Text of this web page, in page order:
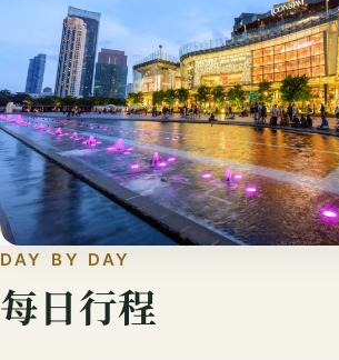
DAY BY DAY
每日行程